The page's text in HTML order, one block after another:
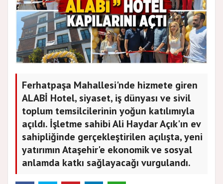
Ferhatpaşa Mahallesi'nde hizmete giren
ALABİ Hotel, siyaset, iş dünyası ve sivil
toplum temsilcilerinin yoğun katılımıyla
açıldı. İşletme sahibi Ali Haydar Açık'ın ev
sahipliğinde gerçekleştirilen açılışta, yeni
yatırımın Ataşehir'e ekonomik ve sosyal
anlamda katkı sağlayacağı vurgulandı.